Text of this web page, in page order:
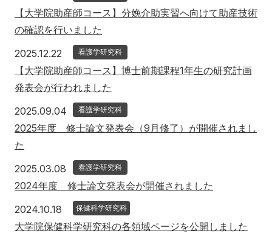
【大学院助産師コース】分娩介助実習へ向けて助産技術
の確認を行いました
2025.12.22 2025年12月22日
看護学研究科
【大学院助産師コース】博士前期課程1年生の研究計画
発表会が行われました
2025.09.04 2025年9月4日
看護学研究科
2025年度 修士論文発表会（9月修了）が開催されまし
た
2025.03.08 2025年3月8日
看護学研究科
2024年度 修士論文発表会が開催されました
2024.10.18 2024年10月18日
保健科学研究科
大学院保健科学研究科の各領域ページを公開しました